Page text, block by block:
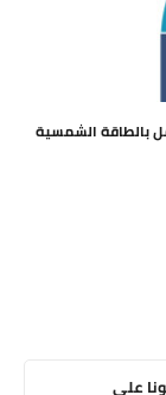
بالطاقة الشمسية
على